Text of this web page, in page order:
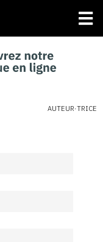
AUTEUR·TRICE